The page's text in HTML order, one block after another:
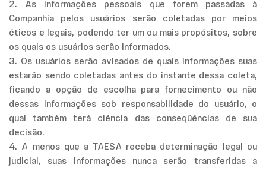
2. As informações pessoais que forem passadas à
Companhia pelos usuários serão coletadas por meios
éticos e legais, podendo ter um ou mais propósitos, sobre
os quais os usuários serão informados.
3. Os usuários serão avisados de quais informações suas
estarão sendo coletadas antes do instante dessa coleta,
ficando a opção de escolha para fornecimento ou não
dessas informações sob responsabilidade do usuário, o
qual também terá ciência das conseqüências de sua
decisão.
4. A menos que a TAESA receba determinação legal ou
judicial, suas informações nunca serão transferidas a